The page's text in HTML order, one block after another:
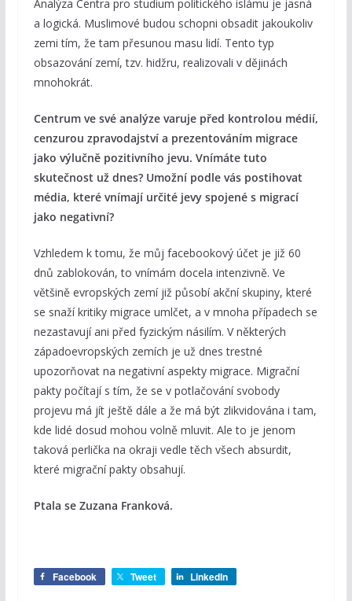
Analýza Centra pro studium politického islámu je jasná
a logická. Muslimové budou schopni obsadit jakoukoliv
zemi tím, že tam přesunou masu lidí. Tento typ
obsazování zemí, tzv. hidžru, realizovali v dějinách
mnohokrát.
Centrum ve své analýze varuje před kontrolou médií,
cenzurou zpravodajství a prezentováním migrace
jako výlučně pozitivního jevu. Vnímáte tuto
skutečnost už dnes? Umožní podle vás postihovat
média, které vnímají určité jevy spojené s migrací
jako negativní?
Vzhledem k tomu, že můj facebookový účet je již 60
dnů zablokován, to vnímám docela intenzivně. Ve
většině evropských zemí již působí akční skupiny, které
se snaží kritiky migrace umlčet, a v mnoha případech se
nezastavují ani před fyzickým násilím. V některých
západoevropských zemích je už dnes trestné
upozorňovat na negativní aspekty migrace. Migrační
pakty počítají s tím, že se v potlačování svobody
projevu má jít ještě dále a že má být zlikvidována i tam,
kde lidé dosud mohou volně mluvit. Ale to je jenom
taková perlička na okraji vedle těch všech absurdit,
které migrační pakty obsahují.
Ptala se Zuzana Franková.
Facebook Tweet LinkedIn